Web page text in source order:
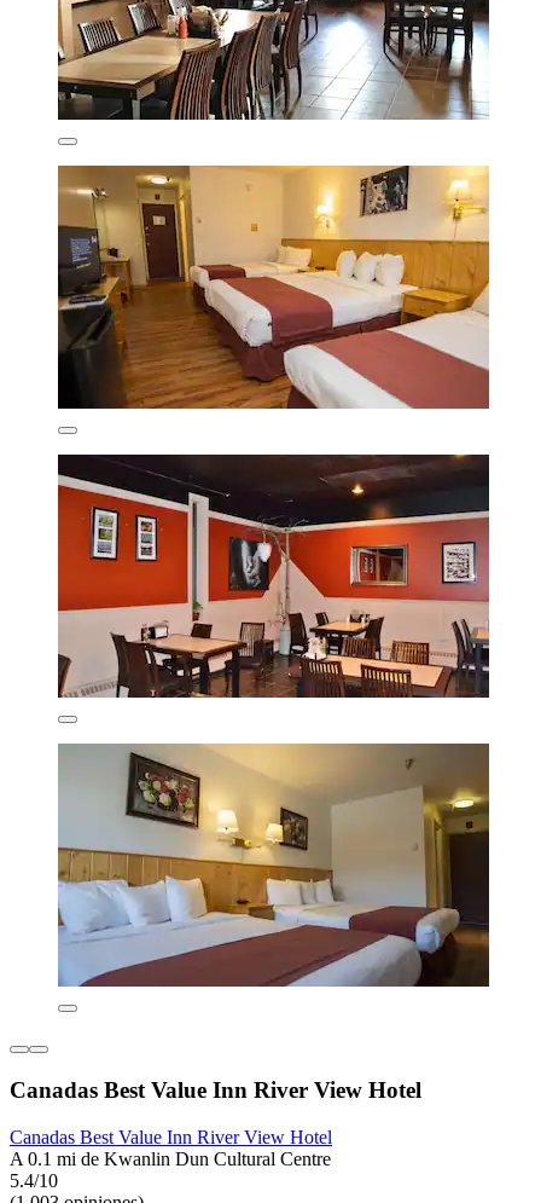
Canadas Best Value Inn River View Hotel
Canadas Best Value Inn River View Hotel
A 0.1 mi de Kwanlin Dun Cultural Centre
5.4/10